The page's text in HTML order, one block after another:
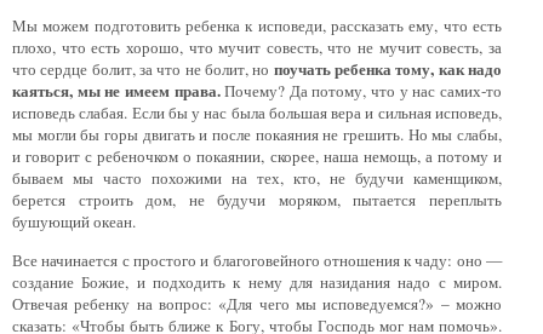
Мы можем подготовить ребенка к исповеди, рассказать ему, что есть
плохо, что есть хорошо, что мучит совесть, что не мучит совесть, за
что сердце болит, за что не болит, но поучать ребенка тому, как надо
каяться, мы не имеем права.Почему? Да потому, что у нас самих-то
исповедь слабая. Если бы у нас была большая вера и сильная исповедь,
мы могли бы горы двигать и после покаяния не грешить. Но мы слабы,
и говорит с ребеночком о покаянии, скорее, наша немощь, а потому и
бываем мы часто похожими на тех, кто, не будучи каменщиком,
берется строить дом, не будучи моряком, пытается переплыть
бушующий океан.
Все начинается с простого и благоговейного отношения к чаду: оно —
создание Божие, и подходить к нему для назидания надо с миром.
Отвечая ребенку на вопрос: «Для чего мы исповедуемся?» – можно
сказать: «Чтобы быть ближе к Богу, чтобы Господь мог нам помочь».